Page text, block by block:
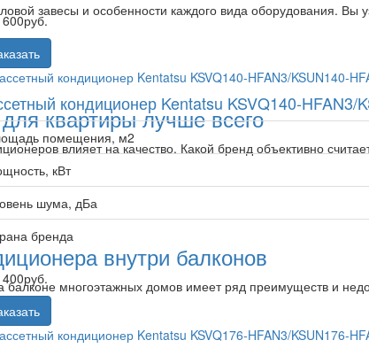
завесы и особенности каждого вида оборудования.
квартиры лучше всего
влияет на качество. Какой бренд объективно
внутри балконов
многоэтажных домов имеет ряд преимуществ и
руб.
кондиционер Kentatsu KSVQ140-HFAN3/
помещения, м2
кВт
шума, дБа
бренда
руб.